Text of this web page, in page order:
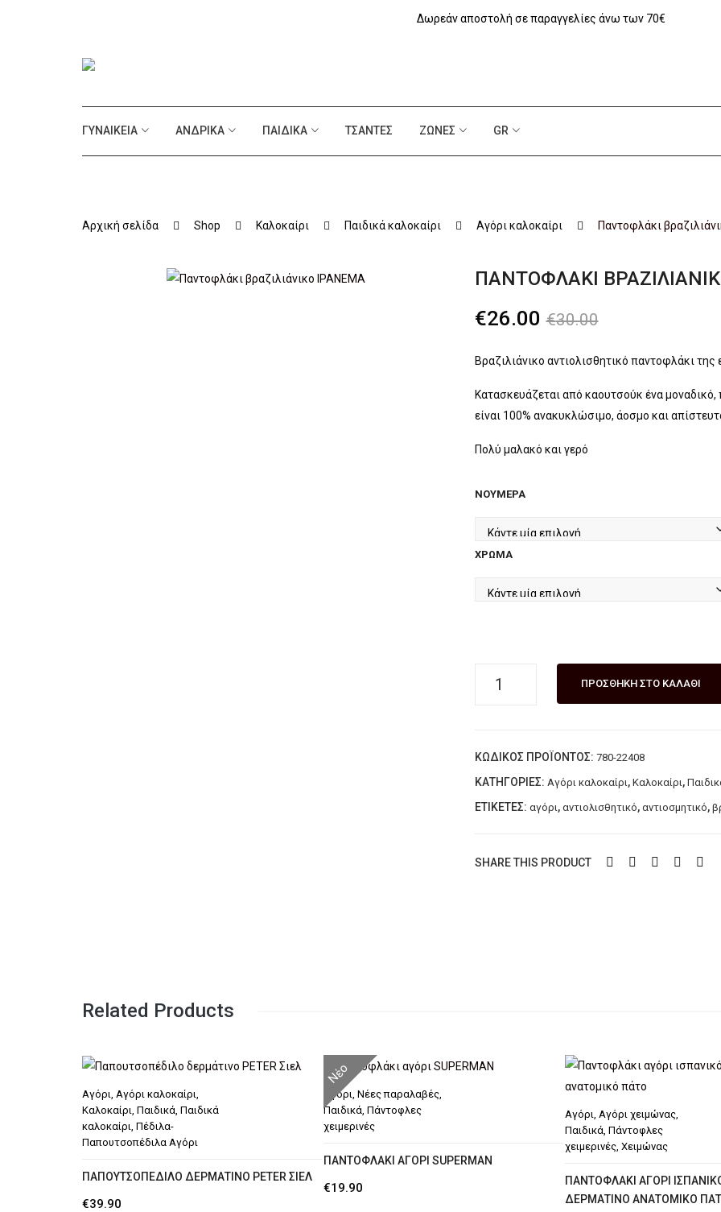
Δωρεάν αποστολή σε παραγγελίες άνω των 70€
ΓΥΝΑΙΚΕΊΑ ΑΝΔΡΙΚΆ ΠΑΙΔΙΚΆ ΤΣΆΝΤΕΣ ΖΏΝΕΣ GR
Αρχική σελίδα Shop Καλοκαίρι Παιδικά καλοκαίρι Αγόρι καλοκαίρι Παντοφλάκι
ΠΑΝΤΟΦΛΆΚΙ
€30.00Original
was:
€30.00.
€26.00
Η
τιμή
είναι:
€26.00.
Βραζιλιάνικο αντιολισθητικό παντοφλάκι της
Κατασκευάζεται από καουτσούκ ένα
είναι 100% ανακυκλώσιμο, άοσμο και
Πολύ μαλακό και γερό
ΝΟΎΜΕΡΑ
ΧΡΏΜΑ
ΠΡΟΣΘΉΚΗ ΣΤΟ ΚΑΛΆΘΙ
ΚΩΔΙΚΌΣ ΠΡΟΪΌΝΤΟΣ: 780-22408
ΚΑΤΗΓΟΡΊΕΣ: Αγόρι καλοκαίρι, Καλοκαίρι,
ΕΤΙΚΈΤΕΣ: αγόρι, αντιολισθητικό, αντιοσμητικό,
SHARE THIS PRODUCT
Related Products
Αγόρι, Αγόρι καλοκαίρι,
Καλοκαίρι, Παιδικά, Παιδικά
καλοκαίρι, Πέδιλα-
Παπουτσοπέδιλα Αγόρι
ΠΑΠΟΥΤΣΟΠΈΔΙΛΟ ΔΕΡΜΆΤΙΝΟ PETER ΣΙΕΛ
€39.90
Νέο
Αγόρι, Νέες παραλαβές,
Παιδικά, Πάντοφλες
χειμερινές
ΠΑΝΤΟΦΛΆΚΙ ΑΓΌΡΙ SUPERMAN
€19.90
Αγόρι, Αγόρι χειμώνας,
Παιδικά, Πάντοφλες
χειμερινές, Χειμώνας
ΠΑΝΤΟΦΛΆΚΙ ΑΓΌΡΙ
ΔΕΡΜΆΤΙΝΟ ΑΝΑΤΟΜΙΚΌ